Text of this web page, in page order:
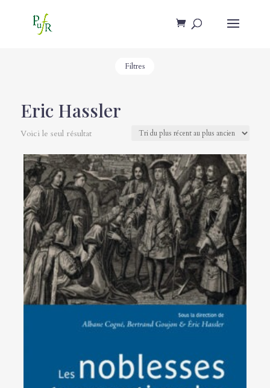
Filtres
Eric Hassler
Voici le seul résultat